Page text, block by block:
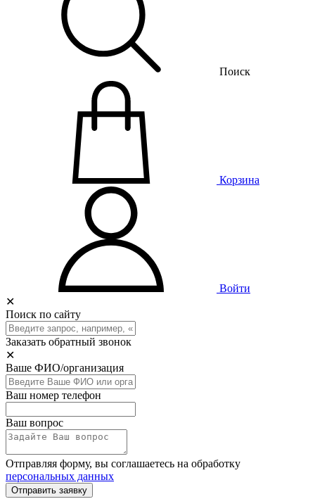
Поиск
Корзина
Войти
✕
Поиск по сайту
Заказать обратный звонок
✕
Ваше ФИО/организация
Ваш номер телефон
Ваш вопрос
Отправляя форму, вы соглашаетесь на обработку
персональных данных
Отправить заявку